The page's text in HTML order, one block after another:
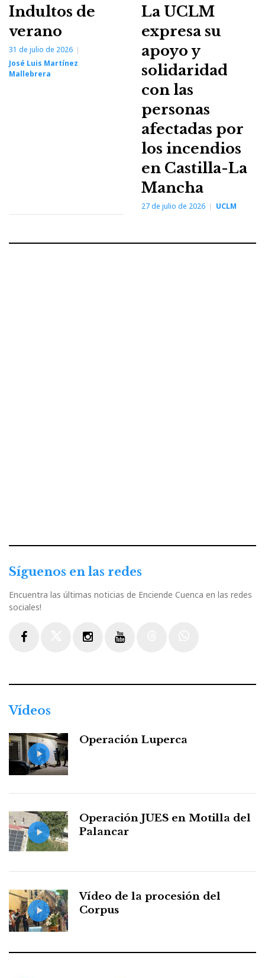
Indultos de
verano
31 de julio de 2026
José Luis Martínez
Mallebrera
La UCLM
expresa su
apoyo y
solidaridad
con las
personas
afectadas por
los incendios
en Castilla-La
Mancha
27 de julio de 2026 UCLM
Síguenos en las redes
Encuentra las últimas noticias de Enciende Cuenca en las redes
sociales!
Vídeos
Operación Luperca
Operación JUES en Motilla del
Palancar
Vídeo de la procesión del
Corpus